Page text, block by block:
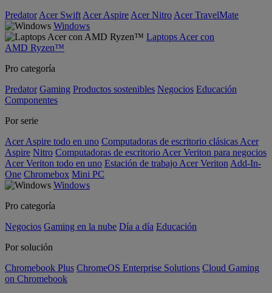
Predator Acer Swift Acer Aspire Acer Nitro Acer TravelMate
Windows
Laptops Acer con
AMD Ryzen™
Pro categoría
Predator Gaming Productos sostenibles Negocios Educación
Componentes
Por serie
Acer Aspire todo en uno Computadoras de escritorio clásicas Acer
Aspire Nitro Computadoras de escritorio Acer Veriton para negocios
Acer Veriton todo en uno Estación de trabajo Acer Veriton Add-In-
One Chromebox Mini PC
Windows
Pro categoría
Negocios Gaming en la nube Día a día Educación
Por solución
Chromebook Plus ChromeOS Enterprise Solutions Cloud Gaming
on Chromebook